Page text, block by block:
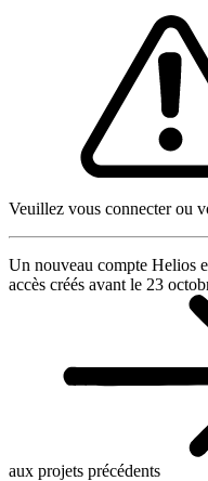
Veuillez vous connecter ou
Un nouveau compte Helios
accès créés avant le 23
aux projets précédents